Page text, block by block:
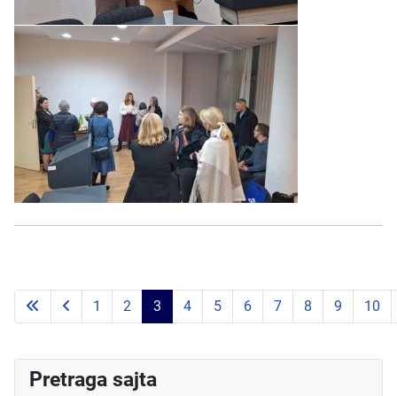
Strana 3 od 11
1 2 3 4 5 6 7 8 9 10
Pretraga sajta